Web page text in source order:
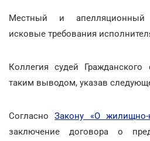
Местный и апелляционный
исковые требования
Коллегия судей
таким выводом, указав
СогласноЗакону «О жилищно-
заключение договора о